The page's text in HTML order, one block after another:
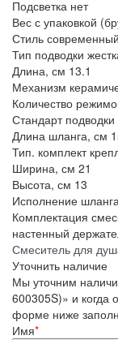
Подсветка нет
Вес с упаковкой
Стиль
Тип подводки
Длина, см 13.1
Механизм
Количество
Стандарт подводки
Длина шланга, см
Тип. комплект
Ширина, см 21
Высота, см 13
Исполнение
Комплектация
настенный
Смеситель для
Уточнить наличие
Мы уточним
600305S)» и когда
форме ниже
Имя*